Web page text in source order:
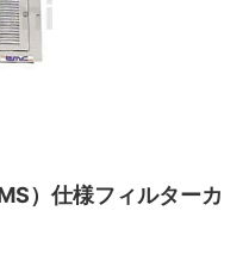
）仕様フィルターカ